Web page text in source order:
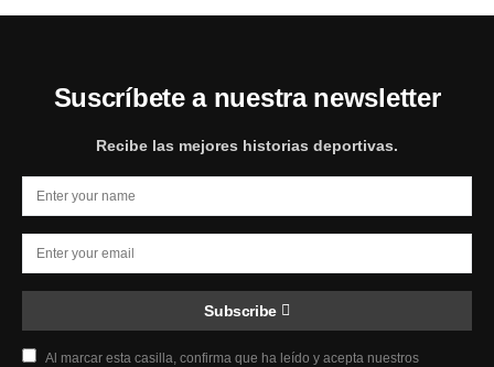
Suscríbete a nuestra newsletter
Recibe las mejores historias deportivas.
Subscribe
Al marcar esta casilla, confirma que ha leído y acepta nuestros